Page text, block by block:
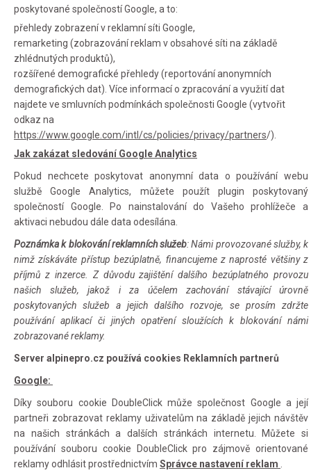
poskytované společností Google, a to:
přehledy zobrazení v reklamní síti Google,
remarketing (zobrazování reklam v obsahové síti na základě
zhlédnutých produktů),
rozšířené demografické přehledy (reportování anonymních
demografických dat). Více informací o zpracování a využití dat
najdete ve smluvních podmínkách společnosti Google (vytvořit
odkaz na
https://www.google.com/intl/cs/policies/privacy/partners/).
Jak zakázat sledování Google Analytics
Pokud nechcete poskytovat anonymní data o používání webu
službě Google Analytics, můžete použít plugin poskytovaný
společností Google. Po nainstalování do Vašeho prohlížeče a
aktivaci nebudou dále data odesílána.
Poznámka k blokování reklamních služeb: Námi provozované služby, k
nimž získáváte přístup bezúplatně, financujeme z naprosté většiny z
příjmů z inzerce. Z důvodu zajištění dalšího bezúplatného provozu
našich služeb, jakož i za účelem zachování stávající úrovně
poskytovaných služeb a jejich dalšího rozvoje, se prosím zdržte
používání aplikací či jiných opatření sloužících k blokování námi
zobrazované reklamy.
Server alpinepro.cz používá cookies Reklamních partnerů
Google:
Díky souboru cookie DoubleClick může společnost Google a její
partneři zobrazovat reklamy uživatelům na základě jejich návštěv
na našich stránkách a dalších stránkách internetu. Můžete si
používání souboru cookie DoubleClick pro zájmově orientované
reklamy odhlásit prostřednictvím Správce nastavení reklam